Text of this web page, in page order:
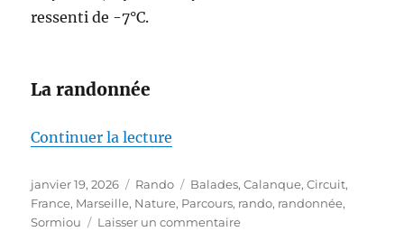
ressenti de -7°C.
La randonnée
Continuer la lecture
Publié
le
janvier 19, 2026 Catégories
Rando Étiquettes
Balades,Calanque,Circuit,
France, Marseille, Nature, Parcours, rando, randonnée,
Sormiou
Laisser un commentairesur